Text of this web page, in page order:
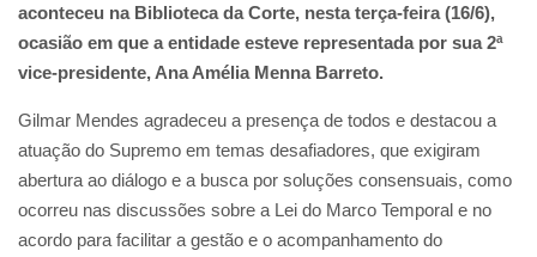
aconteceu na Biblioteca da Corte, nesta terça-feira (16/6),
ocasião em que a entidade esteve representada por sua 2ª
vice-presidente, Ana Amélia Menna Barreto.
Gilmar Mendes agradeceu a presença de todos e destacou a
atuação do Supremo em temas desafiadores, que exigiram
abertura ao diálogo e a busca por soluções consensuais, como
ocorreu nas discussões sobre a Lei do Marco Temporal e no
acordo para facilitar a gestão e o acompanhamento do